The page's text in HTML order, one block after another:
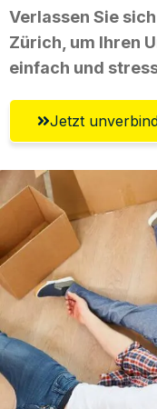
Verlassen Sie
Zürich, um Ihren
einfach und
Jetzt